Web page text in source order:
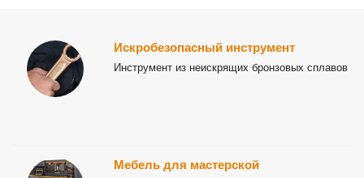
Искробезопасный инструмент
Инструмент из неискрящих бронзовых сплавов
Мебель для мастерской